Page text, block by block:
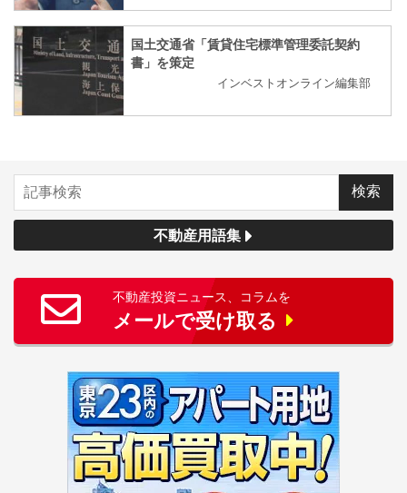
国土交通省「賃貸住宅標準管理委託契約
書」を策定
インベストオンライン編集部
不動産用語集
不動産投資ニュース、コラムを
メールで受け取る